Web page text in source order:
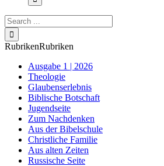
Search
for:
RubrikenRubriken
Ausgabe 1 | 2026
Theologie
Glaubenserlebnis
Biblische Botschaft
Jugendseite
Zum Nachdenken
Aus der Bibelschule
Christliche Familie
Aus alten Zeiten
Russische Seite